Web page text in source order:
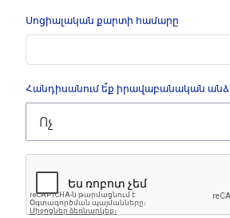
Սոցիալական քարտի համարը
Հանդիսանում ե՞ք իրավաբանական անձ